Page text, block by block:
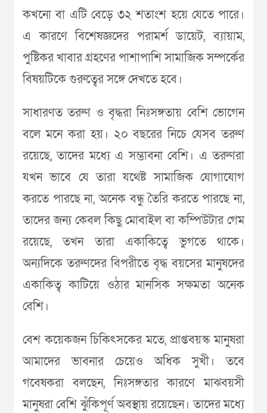
কখনো বা এটি বেড়ে ৩২ শতাংশ হয়ে যেতে পারে।
এ কারণে বিশেষজ্ঞদের পরামর্শ ডায়েট, ব্যায়াম,
পুষ্টিকর খাবার গ্রহণের পাশাপাশি সামাজিক সম্পর্কের
বিষয়টিকে গুরুত্বের সঙ্গে দেখতে হবে।
সাধারণত তরুণ ও বৃদ্ধরা নিঃসঙ্গতায় বেশি ভোগেন
বলে মনে করা হয়। ২০ বছরের নিচে যেসব তরুণ
রয়েছে, তাদের মধ্যে এ সম্ভাবনা বেশি। এ তরুণরা
যখন ভাবে যে তারা যথেষ্ট সামাজিক যোগাযোগ
করতে পারছে না, অনেক বন্ধু তৈরি করতে পারছে না,
তাদের জন্য কেবল কিছু মোবাইল বা কম্পিউটার গেম
রয়েছে, তখন তারা একাকিত্বে ভুগতে থাকে।
অন্যদিকে তরুণদের বিপরীতে বৃদ্ধ বয়সের মানুষদের
একাকিত্ব কাটিয়ে ওঠার মানসিক সক্ষমতা অনেক
বেশি।
বেশ কয়েকজন চিকিৎসকের মতে, প্রাপ্তবয়স্ক মানুষরা
আমাদের ভাবনার চেয়েও অধিক সুখী। তবে
গবেষকরা বলছেন, নিঃসঙ্গতার কারণে মাঝবয়সী
মানুষরা বেশি ঝুঁকিপূর্ণ অবস্থায় রয়েছেন। তাদের মধ্যে